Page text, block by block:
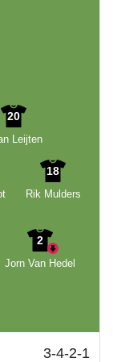
20
Leijten
18
Rik Mulders
2
Jorn Van Hedel
3-4-2-1